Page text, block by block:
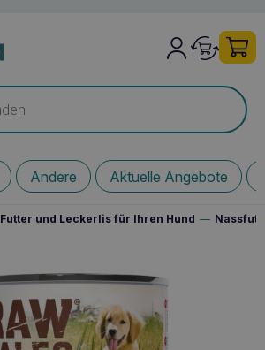
Andere Aktuelle Angebote
Futter und Leckerlis für Ihren Hund —